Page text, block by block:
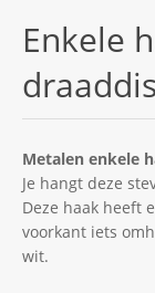
Enkele
Metalen enkele
Je hangt deze
Deze haak heeft
voorkant iets
wit.